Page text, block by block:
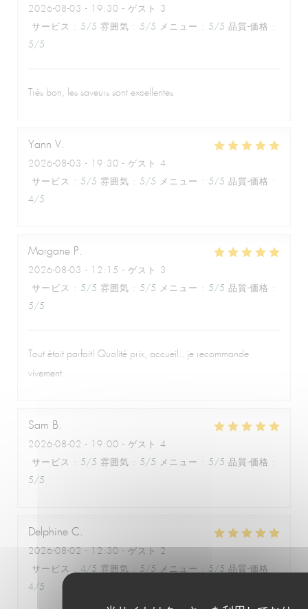
2026-08-03 - 19:30 - ゲスト 3
サービス : 5/5 雰囲気 : 5/5 メニュー : 5/5 品質-価格 :
5/5
Très bon, les saveurs sont excellentes
Yann V
2026-08-03 - 19:30 - ゲスト 4
サービス : 5/5 雰囲気 : 5/5 メニュー : 5/5 品質-価格 :
4/5
Morgane P
2026-08-03 - 12:15 - ゲスト 3
サービス : 5/5 雰囲気 : 5/5 メニュー : 5/5 品質-価格 :
5/5
Tout était parfait! Qualité prix, accueil.. je recommande
vivement
Sam B
2026-08-02 - 19:00 - ゲスト 4
サービス : 5/5 雰囲気 : 5/5 メニュー : 5/5 品質-価格 :
5/5
Delphine C
2026-08-02 - 12:30 - ゲスト 2
サービス
: 4/5 雰囲気 5/5 メニュー 5/5 品質-価格 :
4/5